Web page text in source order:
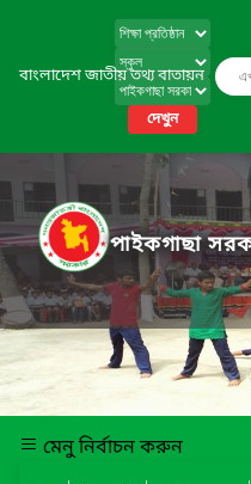
বাংলাদেশ জাতীয় তথ্য বাতায়ন
দেখুন
পাইকগাছা
মেনু নির্বাচন করুন